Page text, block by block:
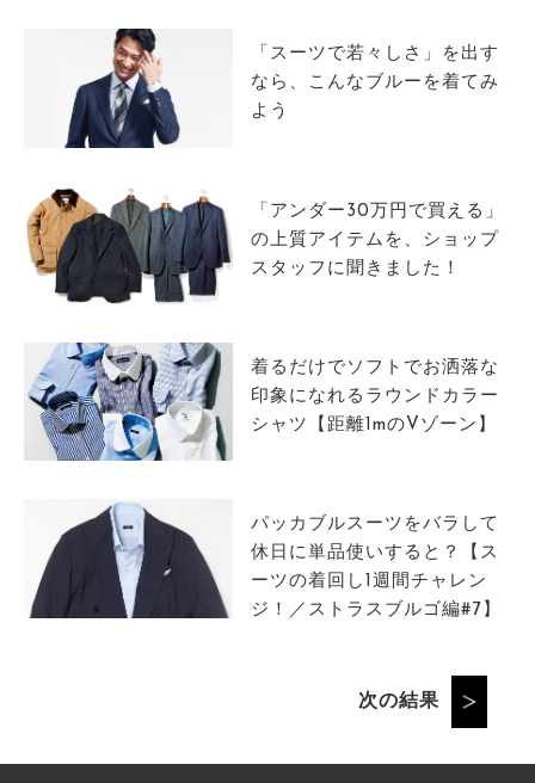
「スーツで若々しさ」を出す
なら、こんなブルーを着てみ
よう
「アンダー30万円で買える」
の上質アイテムを、ショップ
スタッフに聞きました！
着るだけでソフトでお洒落な
印象になれるラウンドカラー
シャツ【距離1mのVゾーン】
パッカブルスーツをバラして
休日に単品使いすると？【ス
ーツの着回し1週間チャレン
ジ！／ストラスブルゴ編#7】
次の結果